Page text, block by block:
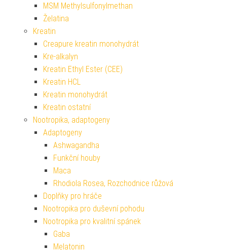
MSM Methylsulfonylmethan
Želatina
Kreatin
Creapure kreatin monohydrát
Kre-alkalyn
Kreatin Ethyl Ester (CEE)
Kreatin HCL
Kreatin monohydrát
Kreatin ostatní
Nootropika, adaptogeny
Adaptogeny
Ashwagandha
Funkční houby
Maca
Rhodiola Rosea, Rozchodnice růžová
Doplňky pro hráče
Nootropika pro duševní pohodu
Nootropika pro kvalitní spánek
Gaba
Melatonin